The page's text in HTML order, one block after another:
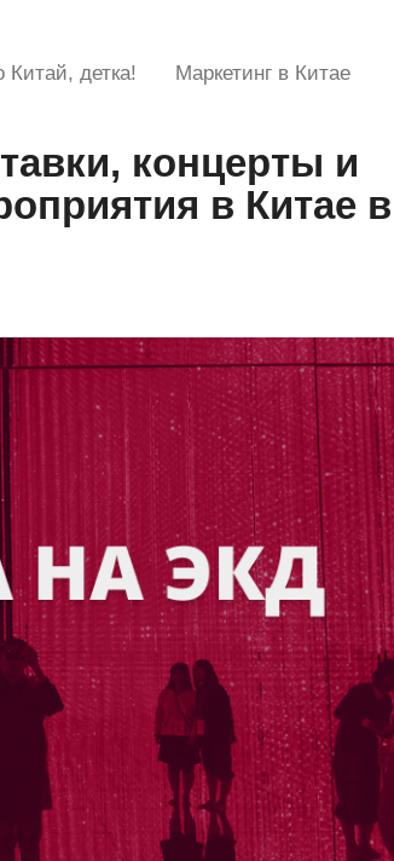
Китай, детка! Маркетинг в Китае
концерты и
в Китае в